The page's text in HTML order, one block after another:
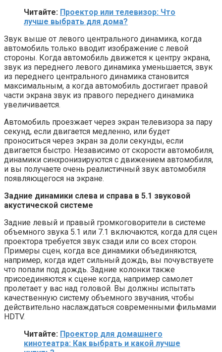
Читайте: Проектор или телевизор: Что
лучше выбрать для дома?
Звук выше от левого центрального динамика, когда
автомобиль только вводит изображение с левой
стороны. Когда автомобиль движется к центру экрана,
звук из переднего левого динамика уменьшается, звук
из переднего центрального динамика становится
максимальным, а когда автомобиль достигает правой
части экрана звук из правого переднего динамика
увеличивается.
Автомобиль проезжает через экран телевизора за пару
секунд, если двигается медленно, или будет
проноситься через экран за доли секунды, если
двигается быстро. Независимо от скорости автомобиля,
динамики синхронизируются с движением автомобиля,
и вы получаете очень реалистичный звук автомобиля
появляющегося на экране.
Задние динамики слева и справа в 5.1 звуковой
акустической системе
Задние левый и правый громкоговорители в системе
объемного звука 5.1 или 7.1 включаются, когда для сцен
проектора требуется звук сзади или со всех сторон.
Примеры сцен, когда все динамики объединяются,
например, когда идет сильный дождь, вы почувствуете
что попали под дождь. Задние колонки также
присоединяются к сцене когда, например самолет
пролетает у вас над головой. Вы должны испытать
качественную систему объемного звучания, чтобы
действительно наслаждаться современными фильмами
HDTV.
Читайте: Проектор для домашнего
кинотеатра: Как выбрать и какой лучше